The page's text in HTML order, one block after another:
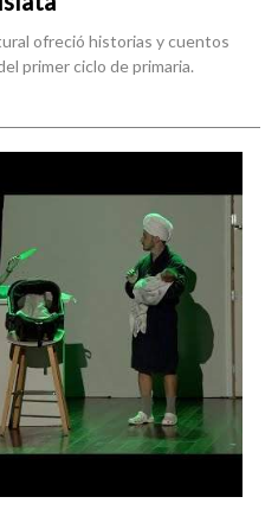
ofreció historias y cuentos
primer ciclo de primaria.